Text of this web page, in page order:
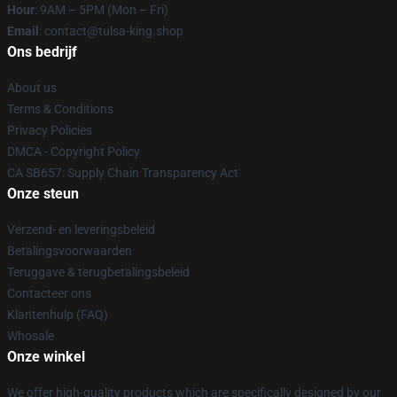
Hour: 9AM – 5PM (Mon – Fri)
Email : contact@tulsa-king.shop
Ons bedrijf
About us
Terms & Conditions
Privacy Policies
DMCA - Copyright Policy
CA SB657: Supply Chain Transparency Act
Onze steun
Verzend- en leveringsbeleid
Betalingsvoorwaarden
Teruggave & terugbetalingsbeleid
Contacteer ons
Klantenhulp (FAQ)
Whosale
Onze winkel
We offer high-quality products which are specifically designed by our